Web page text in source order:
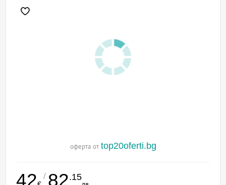
оферта от top20oferti.bg
42 / 82.15